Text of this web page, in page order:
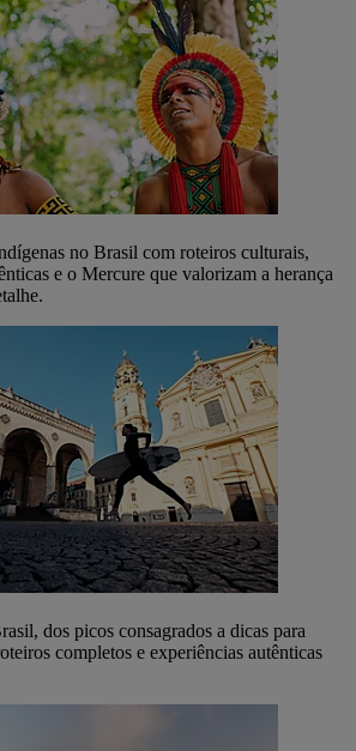
no Brasil com roteiros culturais,
e o Mercure que valorizam a herança
dos picos consagrados a dicas para
completos e experiências autênticas